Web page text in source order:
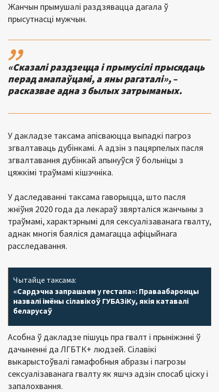
Жанчын прымушалі раздзявацца дагала ў
прысутнасці мужчын.
,,
«Сказалі раздзецца і прымусілі прысядаць
перад амапаўцамі, а яны рагаталі», –
расказвае адна з былых затрыманых.
У дакладзе таксама апісваюцца выпадкі пагроз
згвалтаваць дубінкамі. А адзін з пацярпелых пасля
згвалтавання дубінкай апынуўся ў больніцы з
цяжкімі траўмамі кішэчніка.
У даследаванні таксама гаворыцца, што пасля
жніўня 2020 года да лекараў звярталіся жанчыны з
траўмамі, характэрнымі для сексуалізаванага гвалту,
аднак многія баяліся дамагацца афіцыйнага
расследавання.
Чытайце таксама:
«Сардэчна запрашаем у гестапа»: Праваабаронцы
назвалі імёны сілавікоў ГУБАЗіКу, якія катавалі
беларусаў
Асобна ў дакладзе пішуць пра гвалт і прыніжэнні ў
дачыненні да ЛГБТК+ людзей. Сілавікі
выкарыстоўвалі гамафобныя абразы і пагрозы
сексуалізаванага гвалту як яшчэ адзін спосаб ціску і
запалохвання.